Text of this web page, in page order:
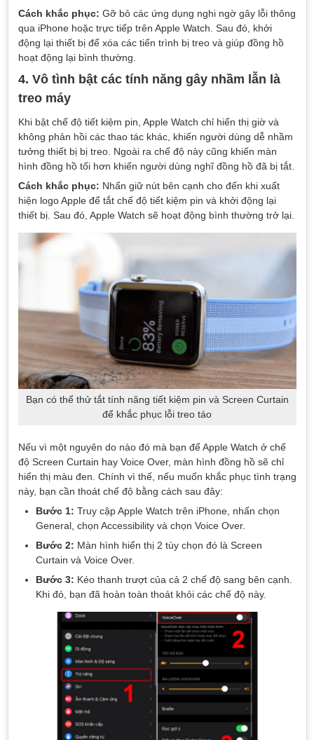
Cách khắc phục: Gỡ bỏ các ứng dụng nghi ngờ gây lỗi thông
qua iPhone hoặc trực tiếp trên Apple Watch. Sau đó, khởi
động lại thiết bị để xóa các tiến trình bị treo và giúp đồng hồ
hoạt động lại bình thường.
4. Vô tình bật các tính năng gây nhầm lẫn là
treo máy
Khi bật chế độ tiết kiệm pin, Apple Watch chỉ hiển thị giờ và
không phản hồi các thao tác khác, khiến người dùng dễ nhầm
tưởng thiết bị bị treo. Ngoài ra chế độ này cũng khiến màn
hình đồng hồ tối hơn khiến người dùng nghĩ đồng hồ đã bị tắt.
Cách khắc phục: Nhấn giữ nút bên cạnh cho đến khi xuất
hiện logo Apple để tắt chế độ tiết kiệm pin và khởi động lại
thiết bị. Sau đó, Apple Watch sẽ hoạt động bình thường trở lại.
Bạn có thể thử tắt tính năng tiết kiệm pin và Screen Curtain
để khắc phục lỗi treo táo
Nếu vì một nguyên do nào đó mà bạn để Apple Watch ở chế
độ Screen Curtain hay Voice Over, màn hình đồng hồ sẽ chỉ
hiển thị màu đen. Chính vì thế, nếu muốn khắc phục tình trạng
này, bạn cần thoát chế độ bằng cách sau đây:
Bước 1: Truy cập Apple Watch trên iPhone, nhấn chọn
General, chọn Accessibility và chọn Voice Over.
Bước 2: Màn hình hiển thị 2 tùy chọn đó là Screen
Curtain và Voice Over.
Bước 3: Kéo thanh trượt của cả 2 chế độ sang bên cạnh.
Khi đó, bạn đã hoàn toàn thoát khỏi các chế độ này.